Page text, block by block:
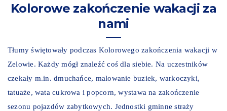
Kolorowe zakończenie wakacji za
nami
Tłumy świętowały podczas Kolorowego zakończenia wakacji w
Zelowie. Każdy mógł znaleźć coś dla siebie. Na uczestników
czekały m.in. dmuchańce, malowanie buziek, warkoczyki,
tatuaże, wata cukrowa i popcorn, wystawa na zakończenie
sezonu pojazdów zabytkowych. Jednostki gminne straży